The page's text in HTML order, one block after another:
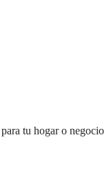
tu hogar o negocio